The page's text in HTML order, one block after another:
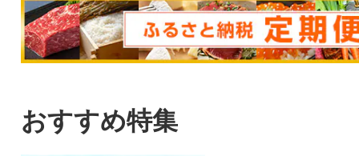
おすすめ特集